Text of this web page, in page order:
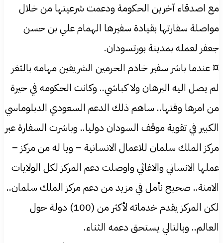
مع اصدقاء آخرين الحكومة ودعمت شرعيتها من خلال
مواصلة سفارتها بقيادة سفيرها الهمام علي بن حسن
جعفر لعمله بمدينة بورتسودان.
¤ عندما باشر سفير خادم الحرمين الشريفين مهامه بالثغر
لم يصل اليه البرهان ولا كباشي.. وكانت الحكومه في حيرة
من امرها وقتها.. ساهم ذلك الدعم السعودي الدبلوماسي
الكبير في تقوية موقف السودان دوليا.. وباشرت السفارة عبر
مركز الملك سلمان للاعمال الانسانية – ويا له من مركز –
عملها الانساني والاغاثي واوصلت دعم المركز لكل الولايات
الامنة.. صحيح نأمل في مزيد من دعم مركز الملك سلمان..
لكن المركز يقدم خدماته لأكثر من (100) دولة حول
العالم.. وبالتالي يستحق دعمه الثناء.